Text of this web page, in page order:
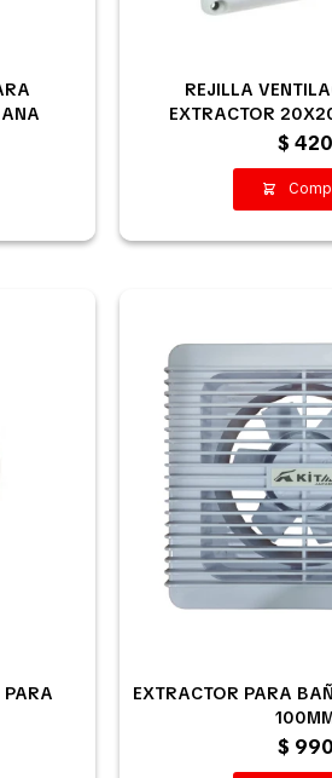
REJILLA
EXTRACTOR
$ 420
PARA
EXTRACTOR PARA
$ 990